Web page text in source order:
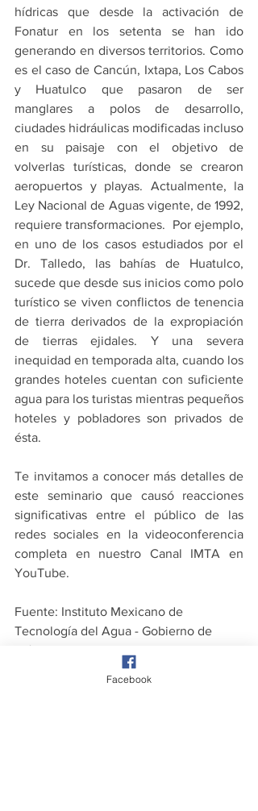
hídricas que desde la activación de
Fonatur en los setenta se han ido
generando en diversos territorios. Como
es el caso de Cancún, Ixtapa, Los Cabos
y Huatulco que pasaron de ser
manglares a polos de desarrollo,
ciudades hidráulicas modificadas incluso
en su paisaje con el objetivo de
volverlas turísticas, donde se crearon
aeropuertos y playas. Actualmente, la
Ley Nacional de Aguas vigente, de 1992,
requiere transformaciones.  Por ejemplo,
en uno de los casos estudiados por el
Dr. Talledo, las bahías de Huatulco,
sucede que desde sus inicios como polo
turístico se viven conflictos de tenencia
de tierra derivados de la expropiación
de tierras ejidales. Y una severa
inequidad en temporada alta, cuando los
grandes hoteles cuentan con suficiente
agua para los turistas mientras pequeños
hoteles y pobladores son privados de
ésta.
Te invitamos a conocer más detalles de
este seminario que causó reacciones
significativas entre el público de las
redes sociales en la videoconferencia
completa en nuestro Canal IMTA en
YouTube.
Fuente: Instituto Mexicano de
Tecnología del Agua - Gobierno de
México
Facebook